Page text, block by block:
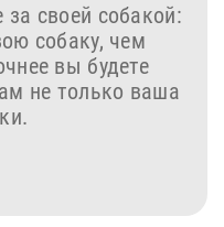
своей собакой:
собаку, чем
вы будете
не только ваша